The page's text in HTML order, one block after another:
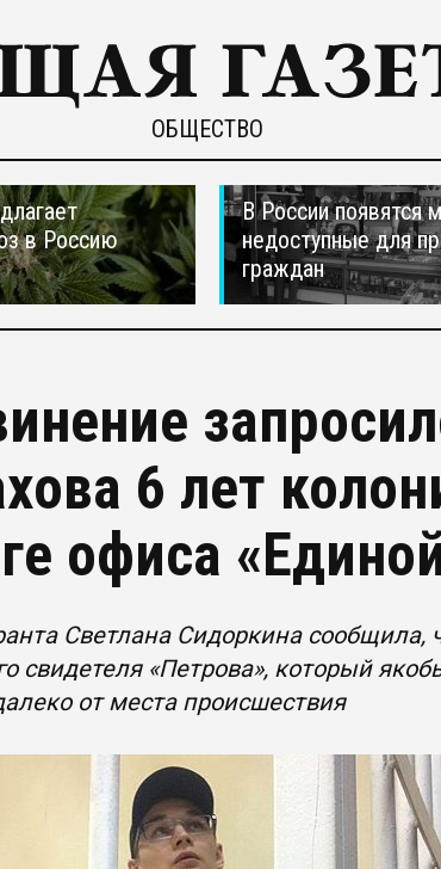
ОБЩЕСТВО
в Россию
В России появятся
недоступные для
граждан
6 лет
офиса
Светлана Сидоркина сообщила,
свидетеля «Петрова», который
от места происшествия